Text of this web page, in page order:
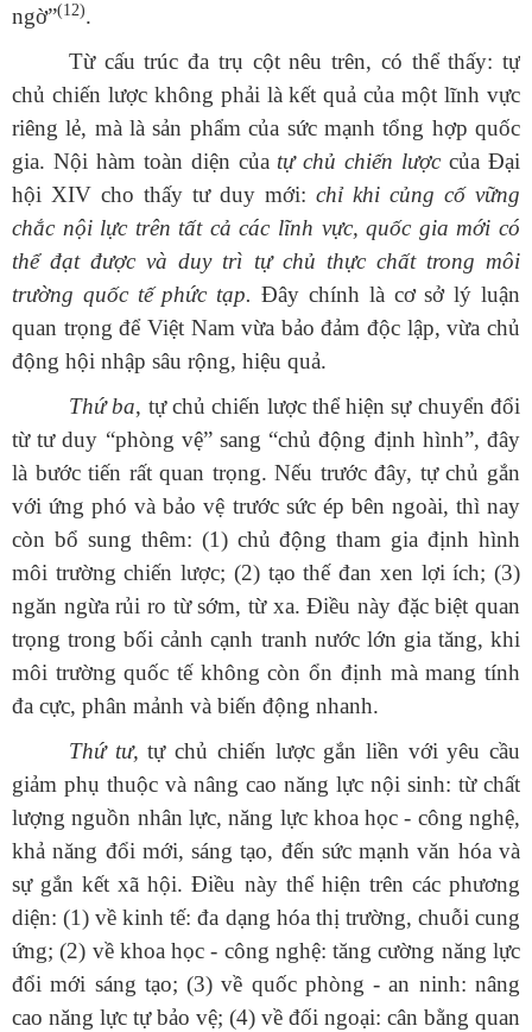
ngờ”(12).
Từ cấu trúc đa trụ cột nêu trên, có thể thấy: tự
chủ chiến lược không phải là kết quả của một lĩnh vực
riêng lẻ, mà là sản phẩm của sức mạnh tổng hợp quốc
gia. Nội hàm toàn diện của tự chủ chiến lược của Đại
hội XIV cho thấy tư duy mới: chỉ khi củng cố vững
chắc nội lực trên tất cả các lĩnh vực, quốc gia mới có
thể đạt được và duy trì tự chủ thực chất trong môi
trường quốc tế phức tạp. Đây chính là cơ sở lý luận
quan trọng để Việt Nam vừa bảo đảm độc lập, vừa chủ
động hội nhập sâu rộng, hiệu quả.
Thứ ba, tự chủ chiến lược thể hiện sự chuyển đổi
từ tư duy “phòng vệ” sang “chủ động định hình”, đây
là bước tiến rất quan trọng. Nếu trước đây, tự chủ gắn
với ứng phó và bảo vệ trước sức ép bên ngoài, thì nay
còn bổ sung thêm: (1) chủ động tham gia định hình
môi trường chiến lược; (2) tạo thế đan xen lợi ích; (3)
ngăn ngừa rủi ro từ sớm, từ xa. Điều này đặc biệt quan
trọng trong bối cảnh cạnh tranh nước lớn gia tăng, khi
môi trường quốc tế không còn ổn định mà mang tính
đa cực, phân mảnh và biến động nhanh.
Thứ tư, tự chủ chiến lược gắn liền với yêu cầu
giảm phụ thuộc và nâng cao năng lực nội sinh: từ chất
lượng nguồn nhân lực, năng lực khoa học - công nghệ,
khả năng đổi mới, sáng tạo, đến sức mạnh văn hóa và
sự gắn kết xã hội. Điều này thể hiện trên các phương
diện: (1) về kinh tế: đa dạng hóa thị trường, chuỗi cung
ứng; (2) về khoa học - công nghệ: tăng cường năng lực
đổi mới sáng tạo; (3) về quốc phòng - an ninh: nâng
cao năng lực tự bảo vệ; (4) về đối ngoại: cân bằng quan